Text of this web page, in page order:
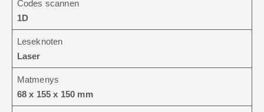
Codes scannen
1D
Leseknoten
Laser
Matmenys
68 x 155 x 150 mm